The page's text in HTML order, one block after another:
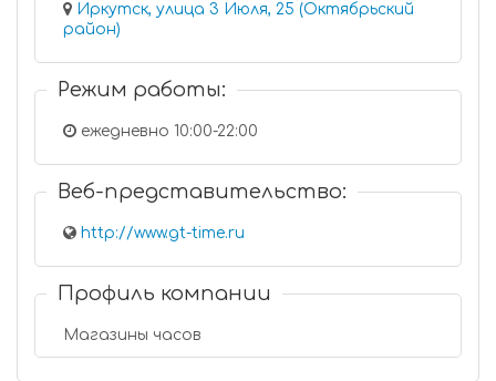
Иркутск, улица 3 Июля, 25 (Октябрьский
район)
Режим работы:
ежедневно 10:00-22:00
Веб-представительство:
http://www.gt-time.ru
Профиль компании
Магазины часов